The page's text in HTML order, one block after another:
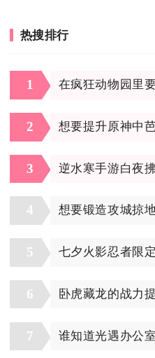
热搜排行
1 在疯狂动物园里
2 想要提升原神中
3 逆水寒手游白夜
4 想要锻造攻城掠
5 七夕火影忍者限
6 卧虎藏龙的战力
7 谁知道光遇办公